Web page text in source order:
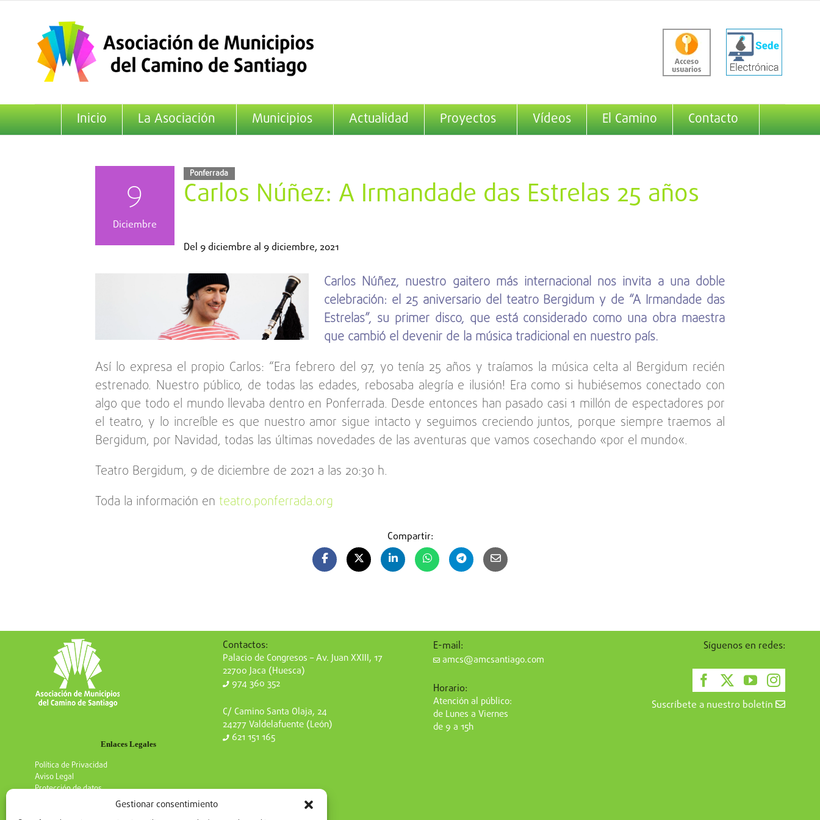
Gestionar consentimiento
contenido
Inicio La Asociación Municipios Actualidad Proyectos Vídeos El Camino Contacto
9
Diciembre
Ponferrada
Carlos Núñez: A Irmandade das Estrelas 25 años
Del 9 diciembre al 9 diciembre, 2021
Carlos Núñez, nuestro gaitero más internacional nos invita a una doble
celebración: el 25 aniversario del teatro Bergidum y de “A Irmandade das
Estrelas”, su primer disco, que está considerado como una obra maestra
que cambió el devenir de la música tradicional en nuestro país.
Así lo expresa el propio Carlos: “Era febrero del 97, yo tenía 25 años y traíamos la música celta al Bergidum recién
estrenado. Nuestro público, de todas las edades, rebosaba alegría e ilusión! Era como si hubiésemos conectado con
algo que todo el mundo llevaba dentro en Ponferrada. Desde entonces han pasado casi 1 millón de espectadores por
el teatro, y lo increíble es que nuestro amor sigue intacto y seguimos creciendo juntos, porque siempre traemos al
Bergidum, por Navidad, todas las últimas novedades de las aventuras que vamos cosechando «por el mundo«.
Teatro Bergidum, 9 de diciembre de 2021 a las 20:30 h.
Toda la información en teatro.ponferrada.org
Compartir:
Enlaces Legales
Política de Privacidad
Aviso Legal
Protección de datos
Contactos:
Palacio de Congresos – Av. Juan XXIII, 17
22700 Jaca (Huesca)
974 360 352
C/ Camino Santa Olaja, 24
24277 Valdelafuente (León)
621 151 165
E-mail:
amcs@amcsantiago.com
Horario:
Atención al público:
de Lunes a Viernes
de 9 a 15h
Síguenos en redes:
Suscríbete a nuestro boletín